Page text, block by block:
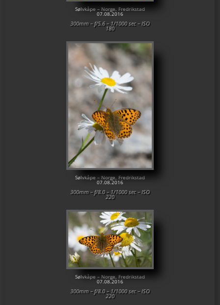
Sølvkåpe – Norge, Fredrikstad
07.08.2016
300mm – f/5.6 – 1/1000 sec – ISO
180
Sølvkåpe – Norge, Fredrikstad
07.08.2016
300mm – f/8.0 – 1/1000 sec – ISO
220
Sølvkåpe – Norge, Fredrikstad
07.08.2016
300mm – f/8.0 – 1/1000 sec – ISO
220